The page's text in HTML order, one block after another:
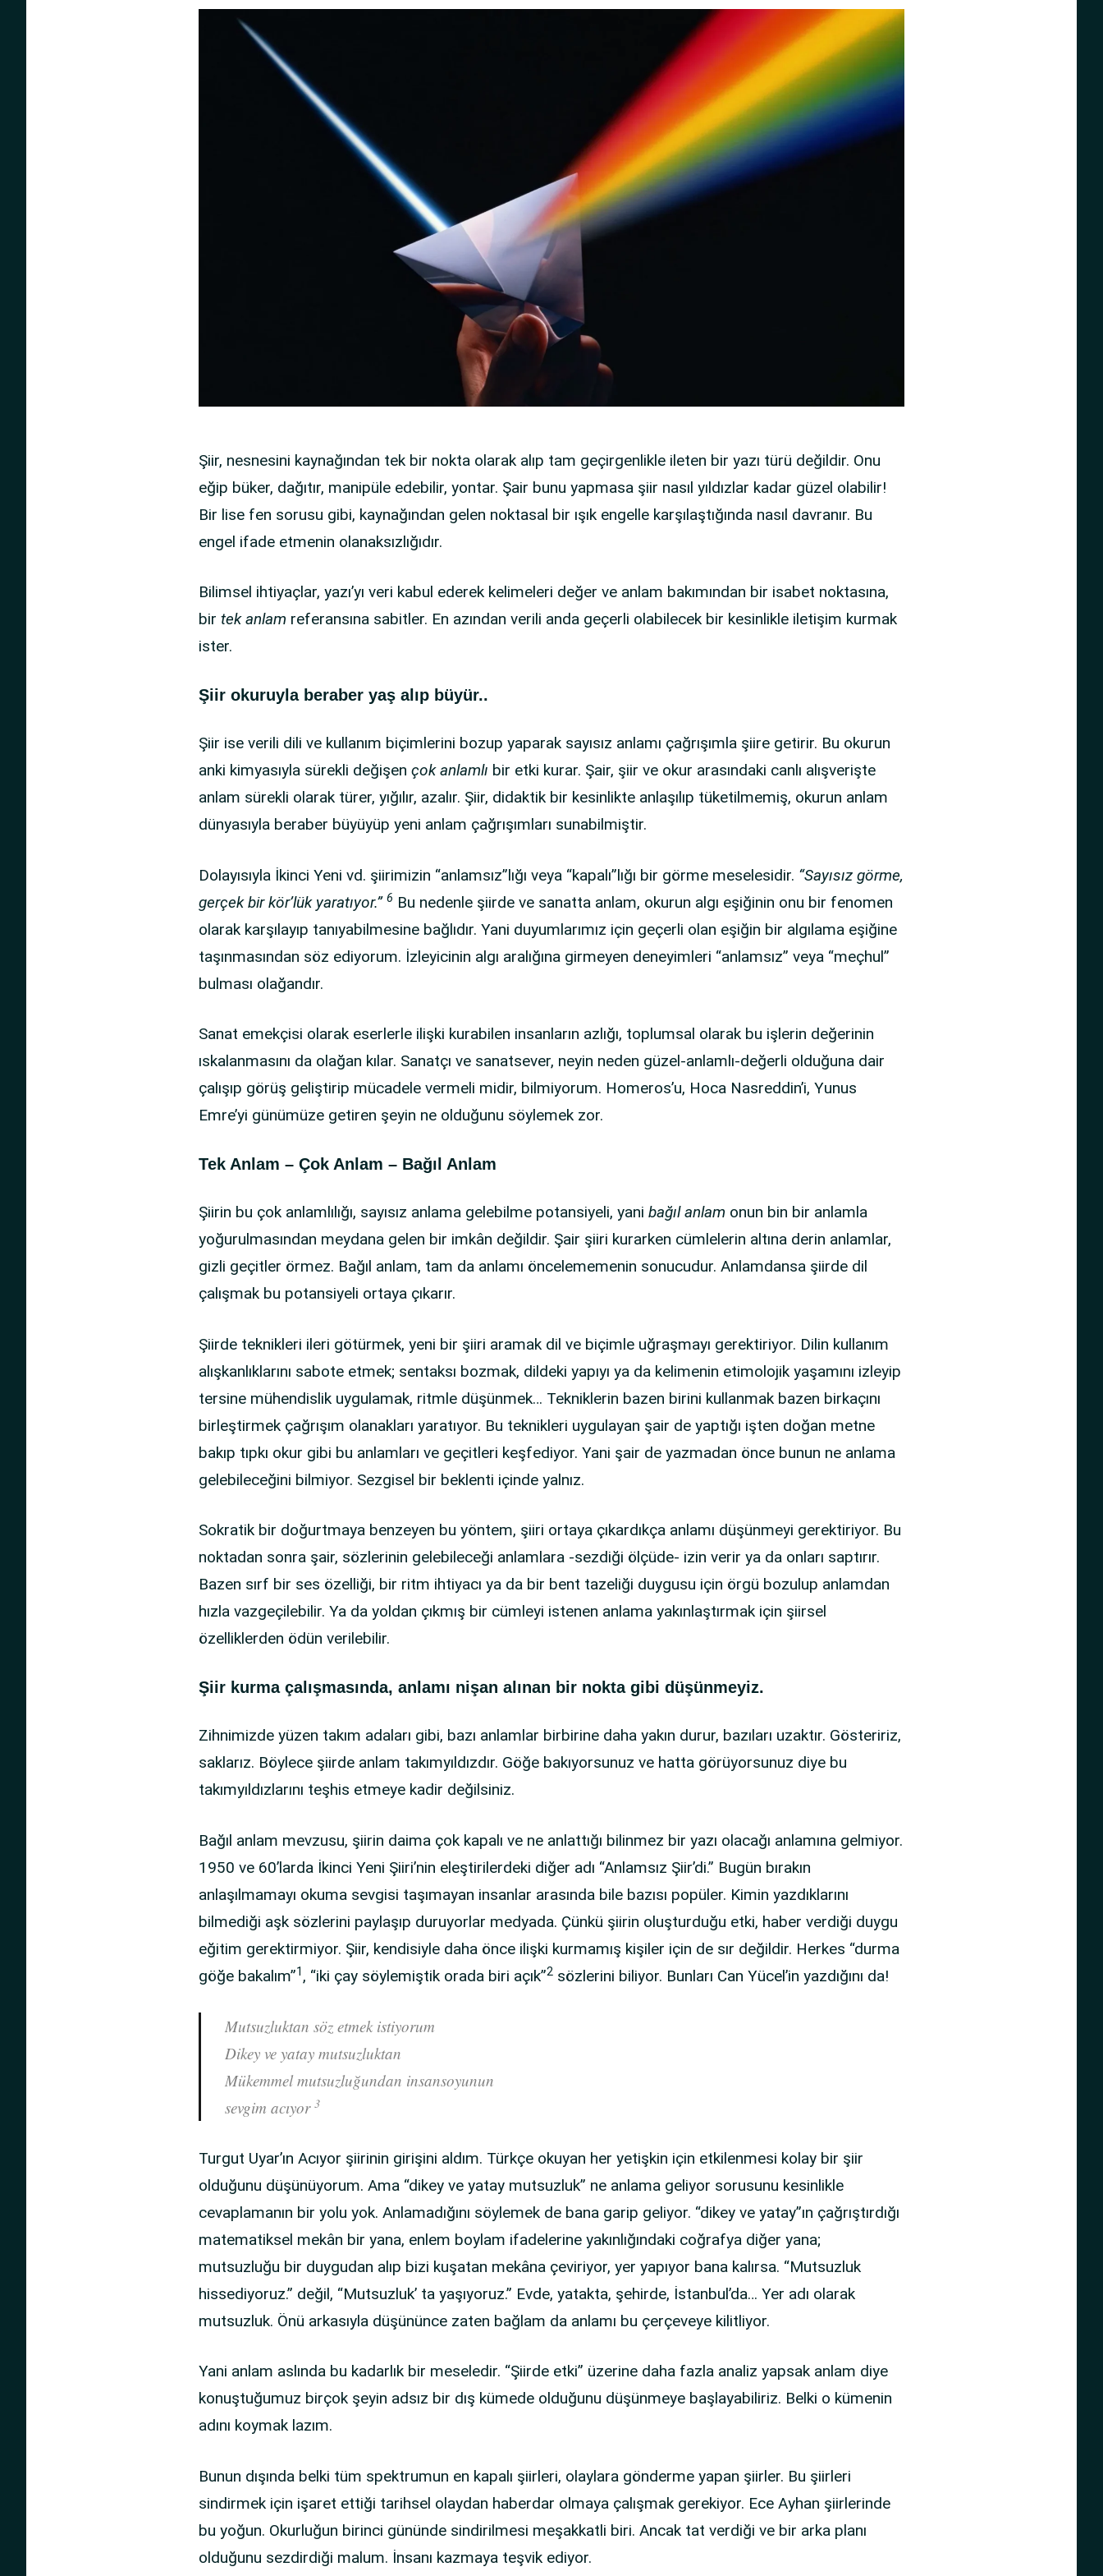
Şiir, nesnesini kaynağından tek bir nokta olarak alıp tam geçirgenlikle ileten bir yazı türü değildir. Onu
eğip büker, dağıtır, manipüle edebilir, yontar. Şair bunu yapmasa şiir nasıl yıldızlar kadar güzel olabilir!
Bir lise fen sorusu gibi, kaynağından gelen noktasal bir ışık engelle karşılaştığında nasıl davranır. Bu
engel ifade etmenin olanaksızlığıdır.
Bilimsel ihtiyaçlar, yazı’yı veri kabul ederek kelimeleri değer ve anlam bakımından bir isabet noktasına,
bir tek anlam referansına sabitler. En azından verili anda geçerli olabilecek bir kesinlikle iletişim kurmak
ister.
Şiir okuruyla beraber yaş alıp büyür..
Şiir ise verili dili ve kullanım biçimlerini bozup yaparak sayısız anlamı çağrışımla şiire getirir. Bu okurun
anki kimyasıyla sürekli değişen çok anlamlı bir etki kurar. Şair, şiir ve okur arasındaki canlı alışverişte
anlam sürekli olarak türer, yığılır, azalır. Şiir, didaktik bir kesinlikte anlaşılıp tüketilmemiş, okurun anlam
dünyasıyla beraber büyüyüp yeni anlam çağrışımları sunabilmiştir.
Dolayısıyla İkinci Yeni vd. şiirimizin “anlamsız”lığı veya “kapalı”lığı bir görme meselesidir. “Sayısız görme,
gerçek bir kör’lük yaratıyor.” 6 Bu nedenle şiirde ve sanatta anlam, okurun algı eşiğinin onu bir fenomen
olarak karşılayıp tanıyabilmesine bağlıdır. Yani duyumlarımız için geçerli olan eşiğin bir algılama eşiğine
taşınmasından söz ediyorum. İzleyicinin algı aralığına girmeyen deneyimleri “anlamsız” veya “meçhul”
bulması olağandır.
Sanat emekçisi olarak eserlerle ilişki kurabilen insanların azlığı, toplumsal olarak bu işlerin değerinin
ıskalanmasını da olağan kılar. Sanatçı ve sanatsever, neyin neden güzel-anlamlı-değerli olduğuna dair
çalışıp görüş geliştirip mücadele vermeli midir, bilmiyorum. Homeros’u, Hoca Nasreddin’i, Yunus
Emre’yi günümüze getiren şeyin ne olduğunu söylemek zor.
Tek Anlam – Çok Anlam – Bağıl Anlam
Şiirin bu çok anlamlılığı, sayısız anlama gelebilme potansiyeli, yani bağıl anlam onun bin bir anlamla
yoğurulmasından meydana gelen bir imkân değildir. Şair şiiri kurarken cümlelerin altına derin anlamlar,
gizli geçitler örmez. Bağıl anlam, tam da anlamı öncelememenin sonucudur. Anlamdansa şiirde dil
çalışmak bu potansiyeli ortaya çıkarır.
Şiirde teknikleri ileri götürmek, yeni bir şiiri aramak dil ve biçimle uğraşmayı gerektiriyor. Dilin kullanım
alışkanlıklarını sabote etmek; sentaksı bozmak, dildeki yapıyı ya da kelimenin etimolojik yaşamını izleyip
tersine mühendislik uygulamak, ritmle düşünmek… Tekniklerin bazen birini kullanmak bazen birkaçını
birleştirmek çağrışım olanakları yaratıyor. Bu teknikleri uygulayan şair de yaptığı işten doğan metne
bakıp tıpkı okur gibi bu anlamları ve geçitleri keşfediyor. Yani şair de yazmadan önce bunun ne anlama
gelebileceğini bilmiyor. Sezgisel bir beklenti içinde yalnız.
Sokratik bir doğurtmaya benzeyen bu yöntem, şiiri ortaya çıkardıkça anlamı düşünmeyi gerektiriyor. Bu
noktadan sonra şair, sözlerinin gelebileceği anlamlara -sezdiği ölçüde- izin verir ya da onları saptırır.
Bazen sırf bir ses özelliği, bir ritm ihtiyacı ya da bir bent tazeliği duygusu için örgü bozulup anlamdan
hızla vazgeçilebilir. Ya da yoldan çıkmış bir cümleyi istenen anlama yakınlaştırmak için şiirsel
özelliklerden ödün verilebilir.
Şiir kurma çalışmasında, anlamı nişan alınan bir nokta gibi düşünmeyiz.
Zihnimizde yüzen takım adaları gibi, bazı anlamlar birbirine daha yakın durur, bazıları uzaktır. Gösteririz,
saklarız. Böylece şiirde anlam takımyıldızdır. Göğe bakıyorsunuz ve hatta görüyorsunuz diye bu
takımyıldızlarını teşhis etmeye kadir değilsiniz.
Bağıl anlam mevzusu, şiirin daima çok kapalı ve ne anlattığı bilinmez bir yazı olacağı anlamına gelmiyor.
1950 ve 60’larda İkinci Yeni Şiiri’nin eleştirilerdeki diğer adı “Anlamsız Şiir’di.” Bugün bırakın
anlaşılmamayı okuma sevgisi taşımayan insanlar arasında bile bazısı popüler. Kimin yazdıklarını
bilmediği aşk sözlerini paylaşıp duruyorlar medyada. Çünkü şiirin oluşturduğu etki, haber verdiği duygu
eğitim gerektirmiyor. Şiir, kendisiyle daha önce ilişki kurmamış kişiler için de sır değildir. Herkes “durma
göğe bakalım”1 , “iki çay söylemiştik orada biri açık”2 sözlerini biliyor. Bunları Can Yücel’in yazdığını da!
Mutsuzluktan söz etmek istiyorum
Dikey ve yatay mutsuzluktan
Mükemmel mutsuzluğundan insansoyunun
sevgim acıyor 3
Turgut Uyar’ın Acıyor şiirinin girişini aldım. Türkçe okuyan her yetişkin için etkilenmesi kolay bir şiir
olduğunu düşünüyorum. Ama “dikey ve yatay mutsuzluk” ne anlama geliyor sorusunu kesinlikle
cevaplamanın bir yolu yok. Anlamadığını söylemek de bana garip geliyor. “dikey ve yatay”ın çağrıştırdığı
matematiksel mekân bir yana, enlem boylam ifadelerine yakınlığındaki coğrafya diğer yana;
mutsuzluğu bir duygudan alıp bizi kuşatan mekâna çeviriyor, yer yapıyor bana kalırsa. “Mutsuzluk
hissediyoruz.” değil, “Mutsuzluk’ ta yaşıyoruz.” Evde, yatakta, şehirde, İstanbul’da… Yer adı olarak
mutsuzluk. Önü arkasıyla düşününce zaten bağlam da anlamı bu çerçeveye kilitliyor.
Yani anlam aslında bu kadarlık bir meseledir. “Şiirde etki” üzerine daha fazla analiz yapsak anlam diye
konuştuğumuz birçok şeyin adsız bir dış kümede olduğunu düşünmeye başlayabiliriz. Belki o kümenin
adını koymak lazım.
Bunun dışında belki tüm spektrumun en kapalı şiirleri, olaylara gönderme yapan şiirler. Bu şiirleri
sindirmek için işaret ettiği tarihsel olaydan haberdar olmaya çalışmak gerekiyor. Ece Ayhan şiirlerinde
bu yoğun. Okurluğun birinci gününde sindirilmesi meşakkatli biri. Ancak tat verdiği ve bir arka planı
olduğunu sezdirdiği malum. İnsanı kazmaya teşvik ediyor.